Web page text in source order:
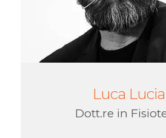
Luca
Dott.re in